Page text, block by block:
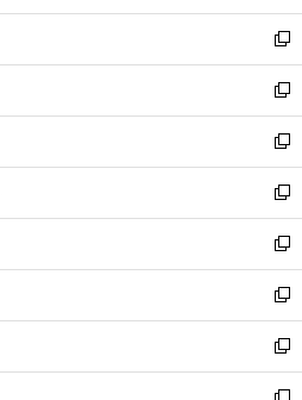
開
く
ウ
で
開
く
ン
ド
ウ
で
開
く
ウ
ィ
ン
ド
ウ
で
開
く
新
し
い
ウ
ィ
ン
ド
ウ
で
開
く
新
し
い
ウ
ィ
ン
ド
ウ
で
開
く
新
し
い
ウ
ィ
ン
ド
ウ
で
開
新
し
い
ウ
ィ
ン
ド
ウ
新
し
い
ウ
ィ
ン
新
し
い
ウ
新
し